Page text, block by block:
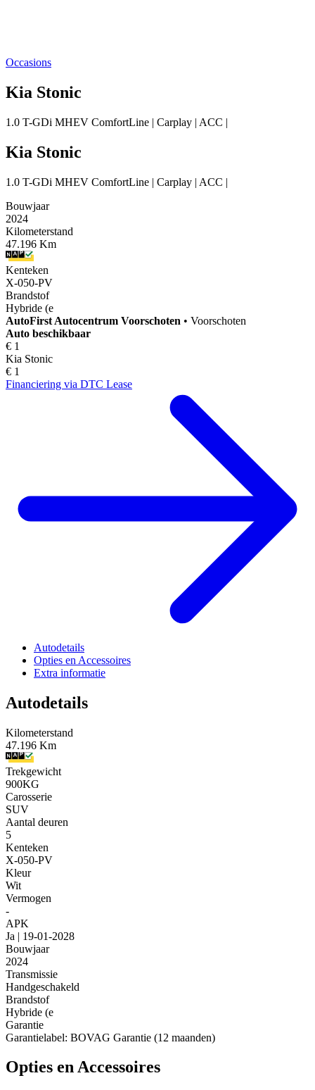
Occasions
Kia Stonic
1.0 T-GDi MHEV ComfortLine | Carplay | ACC |
Kia Stonic
1.0 T-GDi MHEV ComfortLine | Carplay | ACC |
Bouwjaar
2024
Kilometerstand
47.196 Km
Kenteken
X-050-PV
Brandstof
Hybride (e
AutoFirst Autocentrum Voorschoten • Voorschoten
Auto beschikbaar
€ 1
Kia Stonic
€ 1
Financiering via DTC Lease
Autodetails
Opties en Accessoires
Extra informatie
Autodetails
Kilometerstand
47.196 Km
Trekgewicht
900KG
Carosserie
SUV
Aantal deuren
5
Kenteken
X-050-PV
Kleur
Wit
Vermogen
-
APK
Ja | 19-01-2028
Bouwjaar
2024
Transmissie
Handgeschakeld
Brandstof
Hybride (e
Garantie
Garantielabel: BOVAG Garantie (12 maanden)
Opties en Accessoires